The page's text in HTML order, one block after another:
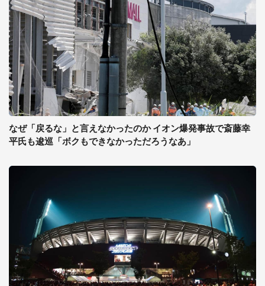
なぜ「戻るな」と言えなかったのか イオン爆発事故で斎藤幸
平氏も逡巡「ボクもできなかっただろうなあ」